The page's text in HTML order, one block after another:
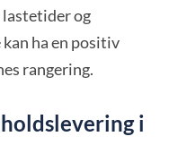
lastetider og
ha en positiv
rangering.
i